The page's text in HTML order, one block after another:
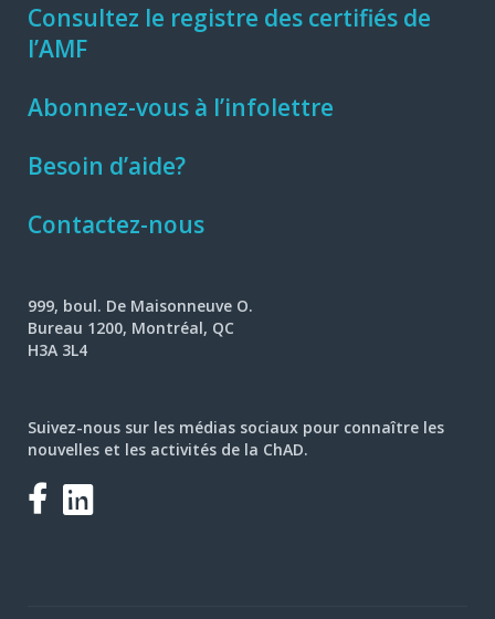
Consultez le registre des certifiés de
l’AMF
Abonnez-vous à l’infolettre
Besoin d’aide?
Contactez-nous
999, boul. De Maisonneuve O.
Bureau 1200, Montréal, QC
H3A 3L4
Suivez-nous sur les médias sociaux pour connaître les
nouvelles et les activités de la ChAD.
Facebook
LinkedIn